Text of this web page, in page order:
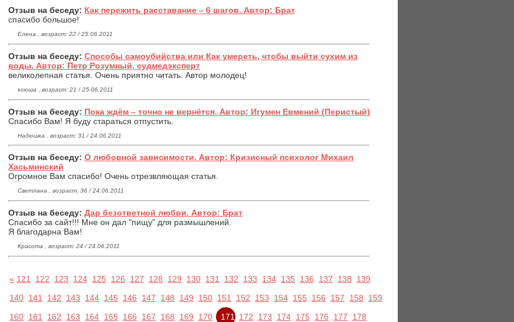
Отзыв на беседу: Как пережить расставание – 6 шагов. Автор: Брат
спасибо большое!
Елена , возраст: 22 / 25.06.2011
Отзыв на беседу: Способы самоубийства или Как умереть, чтобы выйти сухим из
воды. Автор: Петр Розумный, судмедэксперт
великолепная статья. Очень приятно читать. Автор молодец!
ксюша , возраст: 21 / 25.06.2011
Отзыв на беседу: Пока ждём – точно не вернётся. Автор: Игумен Евмений (Перистый)
Спасибо Вам! Я буду стараться отпустить.
Надюшка , возраст: 31 / 24.06.2011
Отзыв на беседу: О любовной зависимости. Автор: Кризисный психолог Михаил
Хасьминский
Огромное Вам спасибо! Очень отрезвляющая статья.
Светлана , возраст: 36 / 24.06.2011
Отзыв на беседу: Дар безответной любви. Автор: Брат
Спасибо за сайт!!! Мне он дал "пищу" для размышлений.
Я благодарна Вам!
Красота , возраст: 24 / 24.06.2011
« 121 122 123 124 125 126 127 128 129 130 131 132 133 134 135 136 137 138
139
140 141 142 143 144 145 146 147 148 149 150 151 152 153 154 155 156 157 158
159
160 161 162 163 164 165 166 167 168 169 170 171 172 173 174 175 176 177
178